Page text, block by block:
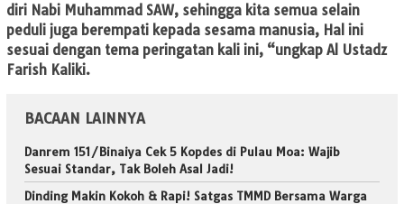
diri Nabi Muhammad SAW, sehingga kita semua selain
peduli juga berempati kepada sesama manusia, Hal ini
sesuai dengan tema peringatan kali ini, “ungkap Al Ustadz
Farish Kaliki.
BACAAN LAINNYA
Danrem 151/Binaiya Cek 5 Kopdes di Pulau Moa: Wajib
Sesuai Standar, Tak Boleh Asal Jadi!
Dinding Makin Kokoh & Rapi! Satgas TMMD Bersama Warga